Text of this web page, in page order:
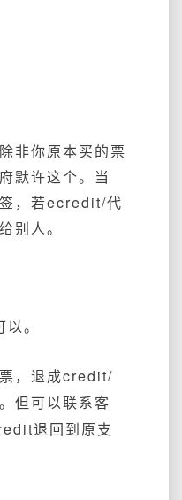
非你原本买的票
默许这个。当
，若ecredit/代
别人。
以。
，退成credit/
但可以联系客
退回到原支